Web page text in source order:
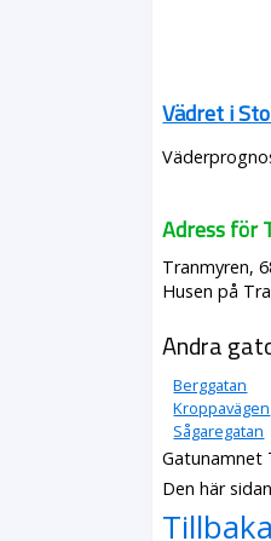
Vädret i
Adress för
Tranmyren,
Husen på
Andra
Berggatan
Kroppavägen
Sågaregatan
Gatunamnet
Den här